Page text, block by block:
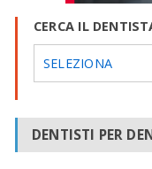
CERCA IL
SELEZIONA
DENTISTI PER